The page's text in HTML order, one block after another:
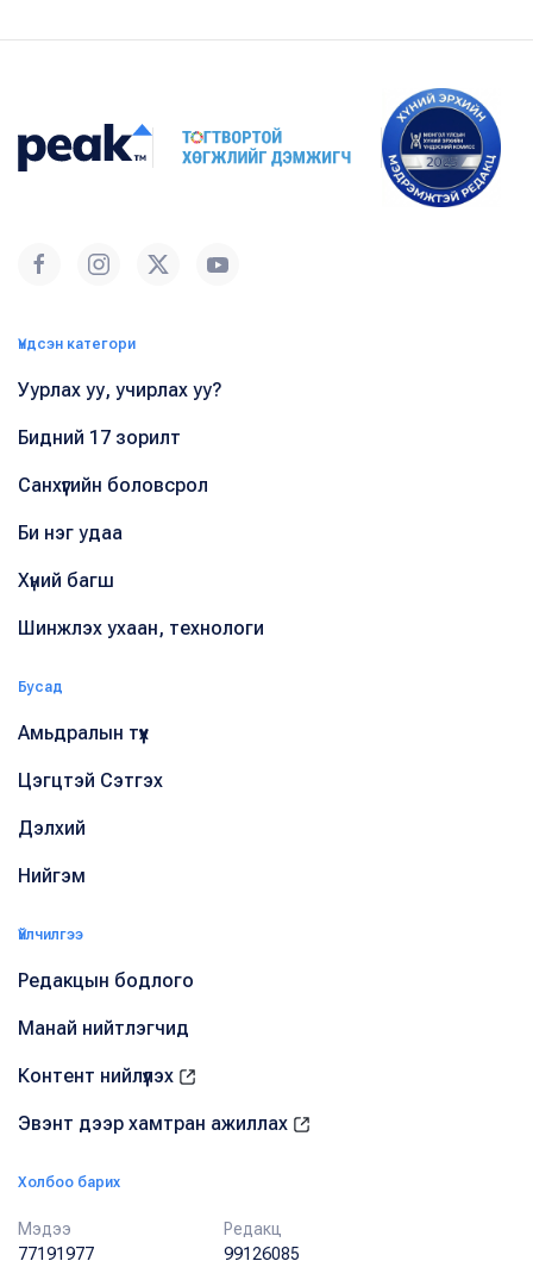
Үндсэн категори
Уурлах уу, учирлах уу?
Бидний 17 зорилт
Санхүүгийн боловсрол
Би нэг удаа
Хүний багш
Шинжлэх ухаан, технологи
Бусад
Амьдралын түүх
Цэгцтэй Сэтгэх
Дэлхий
Нийгэм
Үйлчилгээ
Редакцын бодлого
Манай нийтлэгчид
Контент нийлүүлэх
Эвэнт дээр хамтран ажиллах
Холбоо барих
Мэдээ
77191977
Редакц
99126085